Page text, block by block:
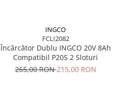
INGCO
FCLI2082
Încărcător Dublu INGCO 20V 8Ah
Compatibil P20S 2 Sloturi
265,00 RON215,00 RON